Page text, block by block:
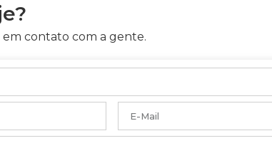
contato com a gente.